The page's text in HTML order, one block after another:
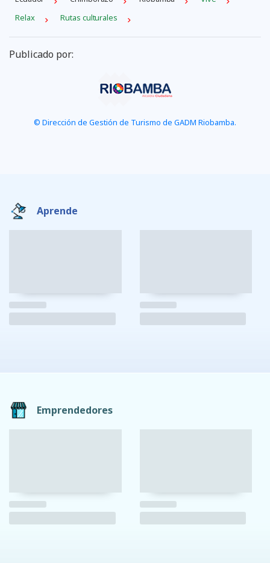
Relax
Rutas culturales
Publicado por:
© Dirección de Gestión de Turismo de GADM Riobamba.
Aprende
Emprendedores